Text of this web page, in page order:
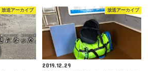
放送アーカイブ 放送アーカイブ
2019.12.29